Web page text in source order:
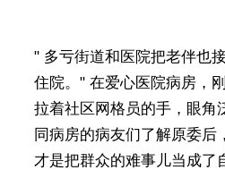
" 多亏街道和医院把老伴也
住院。" 在爱心医院病房，
拉着社区网格员的手，眼角
同病房的病友们了解原委后
才是把群众的难事儿当成了